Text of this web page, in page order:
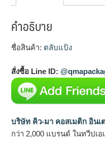
คำอธิบาย
ชื่อสินค้า: ตลับแป้ง
สั่งซื้อ Line ID:
บริษัท คิว-มา คอสเมติก อินเ
กว่า 2,000 แบรนด์ ในทวีปเ